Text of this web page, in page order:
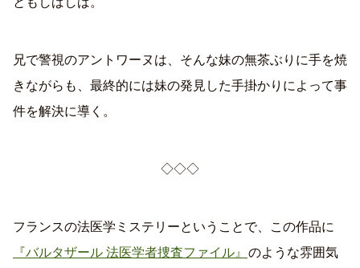
兄で警視のアントワーヌは、そんな妹の無茶ぶりに手を焼
きながらも、最終的には妹の発見した手掛かりによって事
件を解決に導く。
◇◇◇
フランスの法医学ミステリーということで、この作品に
『バルタザール 法医学者捜査ファイル』 のような雰囲気